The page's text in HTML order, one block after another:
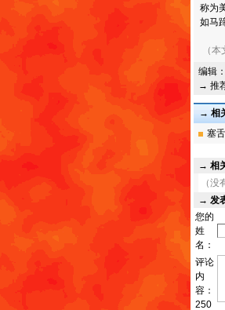
称为
如马
（
编辑：
→ 推
→ 相
塞
→ 相
（没
→ 发
您的
姓
名：
评论
内
容：
250